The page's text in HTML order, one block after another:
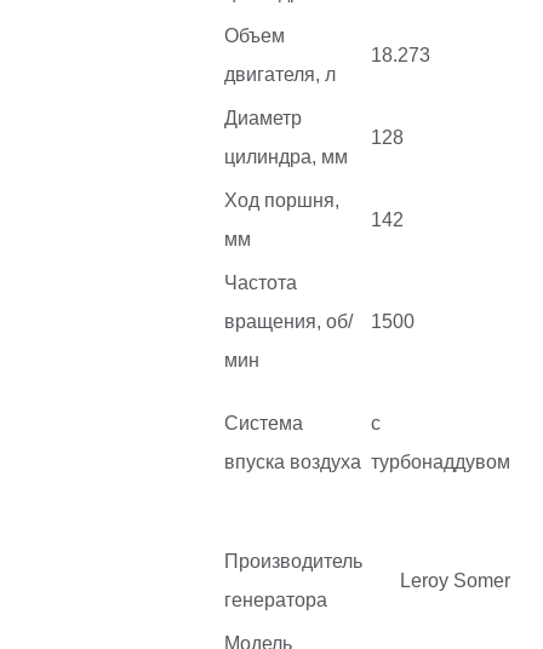
Объем
двигателя, л
18.273
Диаметр
цилиндра, мм
128
Ход поршня,
мм
142
Частота
вращения, об/
мин
1500
Система
впуска воздуха
с
турбонаддувом
Производитель
генератора
Leroy Somer
Модель